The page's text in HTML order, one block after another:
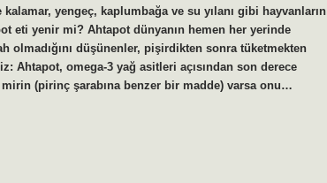
yengeç, kaplumbağa ve su yılanı gibi hayvanların
eti yenir mi? Ahtapot dünyanın hemen her yerinde
düşünenler, pişirdikten sonra tüketmekten
Ahtapot, omega-3 yağ asitleri açısından son derece
(pirinç şarabına benzer bir madde) varsa onu…